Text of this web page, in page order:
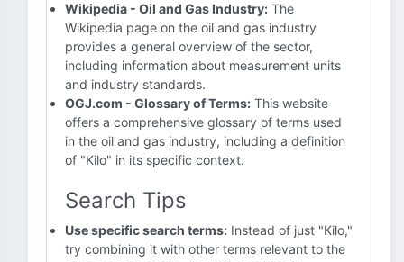
Wikipedia - Oil and Gas Industry: The
Wikipedia page on the oil and gas industry
provides a general overview of the sector,
including information about measurement units
and industry standards.
OGJ.com - Glossary of Terms: This website
offers a comprehensive glossary of terms used
in the oil and gas industry, including a definition
of "Kilo" in its specific context.
Search Tips
Use specific search terms: Instead of just "Kilo,"
try combining it with other terms relevant to the